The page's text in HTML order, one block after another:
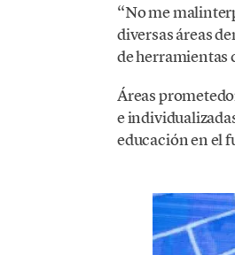
“No me
diversas áreas
de herramientas
Áreas
e
educación en el